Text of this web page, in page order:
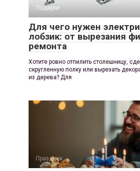
Подарки
Для чего нужен
лобзик: от вырезания
ремонта
Хотите ровно отпилить столешницу,
скругленную полку или вырезать
из дерева? Для
Праздник